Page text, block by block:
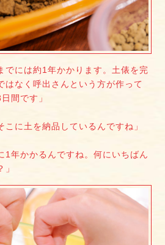
でには約1年かかります。土俵を完
はなく呼出さんという方が作って
間です」
に土を納品しているんですね」
1年かかるんですね。何にいちばん